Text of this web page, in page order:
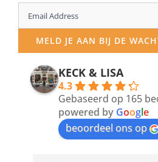
Enter
your
email
address
MELD JE AAN BIJ DE
KECK & LISA
4.3
Gebaseerd op 165
powered by Google
beoordeel ons op